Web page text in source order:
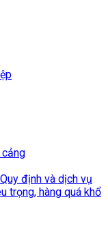
định và dịch vụ
trọng, hàng quá khổ